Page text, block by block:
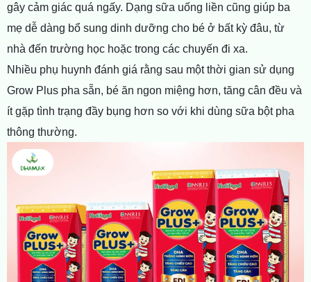
gây cảm giác quá ngấy. Dạng sữa uống liền cũng giúp ba
mẹ dễ dàng bổ sung dinh dưỡng cho bé ở bất kỳ đâu, từ
nhà đến trường học hoặc trong các chuyến đi xa.
Nhiều phụ huynh đánh giá rằng sau một thời gian sử dụng
Grow Plus pha sẵn, bé ăn ngon miệng hơn, tăng cân đều và
ít gặp tình trạng đầy bụng hơn so với khi dùng sữa bột pha
thông thường.